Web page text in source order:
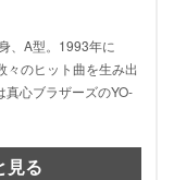
、A型。1993年に
々のヒット曲を生み出
心ブラザーズのYO‐
見る